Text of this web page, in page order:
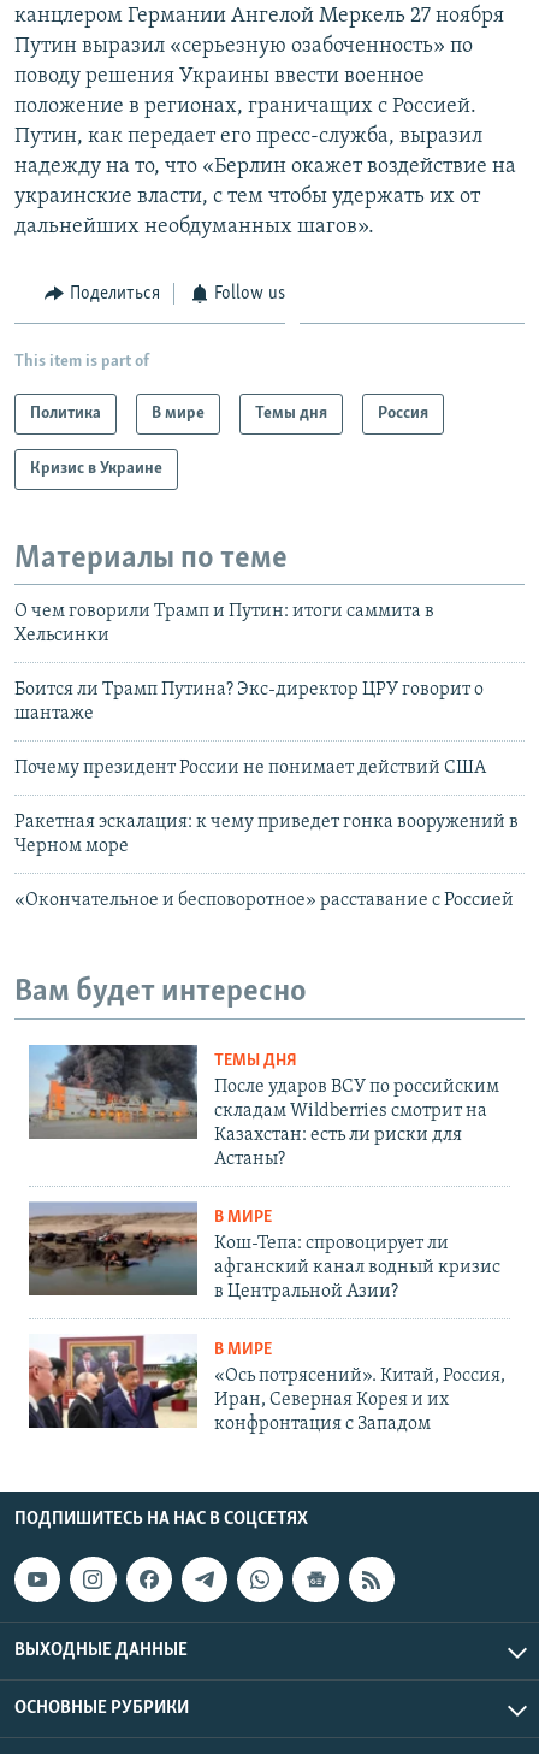
канцлером Германии Ангелой Меркель 27 ноября
Путин выразил «серьезную озабоченность» по
поводу решения Украины ввести военное
положение в регионах, граничащих с Россией.
Путин, как передает его пресс-служба, выразил
надежду на то, что «Берлин окажет воздействие на
украинские власти, с тем чтобы удержать их от
дальнейших необдуманных шагов».
Поделиться Follow us
This item is part of
Политика В мире Темы дня Россия
Кризис в Украине
Материалы по теме
О чем говорили Трамп и Путин: итоги саммита в
Хельсинки
Боится ли Трамп Путина? Экс-директор ЦРУ говорит о
шантаже
Почему президент России не понимает действий США
Ракетная эскалация: к чему приведет гонка вооружений в
Черном море
«Окончательное и бесповоротное» расставание с Россией
Вам будет интересно
ТЕМЫ ДНЯ
После ударов ВСУ по российским
складам Wildberries смотрит на
Казахстан: есть ли риски для
Астаны?
В МИРЕ
Кош-Тепа: спровоцирует ли
афганский канал водный кризис
в Центральной Азии?
В МИРЕ
«Ось потрясений». Китай, Россия,
Иран, Северная Корея и их
конфронтация с Западом
ПОДПИШИТЕСЬ НА НАС В СОЦСЕТЯХ
ВЫХОДНЫЕ ДАННЫЕ
ОСНОВНЫЕ РУБРИКИ